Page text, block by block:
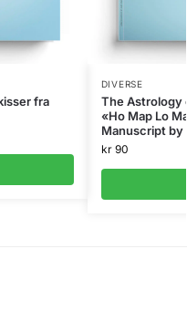
fra
DIVERSE
The Astrology
«Ho Map Lo
Manuscript by
kr90